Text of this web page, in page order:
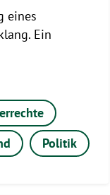
eines
Ein
Politik